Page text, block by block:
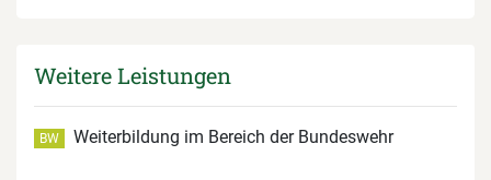
Weitere Leistungen
BW Weiterbildung im Bereich der Bundeswehr